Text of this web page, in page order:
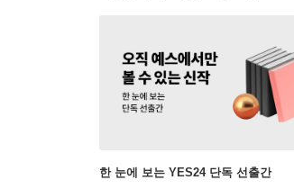
한 눈에 보는 YES24 단독 선출간